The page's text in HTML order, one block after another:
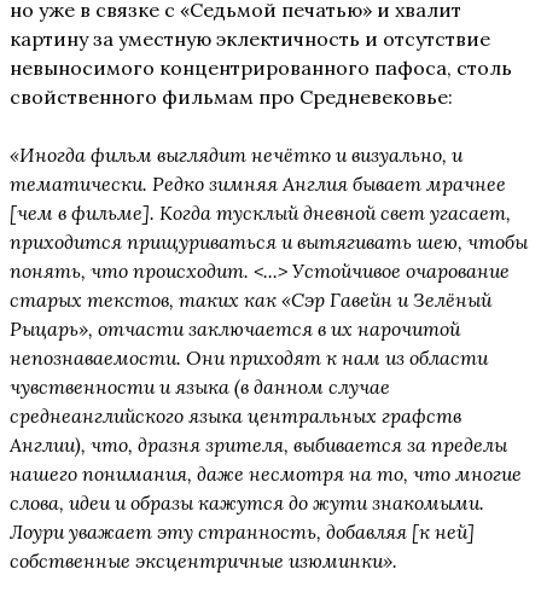
но уже в связке с «Седьмой печатью» и хвалит
картину за уместную эклектичность и отсутствие
невыносимого концентрированного пафоса, столь
свойственного фильмам про Средневековье:
«Иногда фильм выглядит нечётко и визуально, и
тематически. Редко зимняя Англия бывает мрачнее
[чем в фильме]. Когда тусклый дневной свет угасает,
приходится прищуриваться и вытягивать шею, чтобы
понять, что происходит. <...> Устойчивое очарование
старых текстов, таких как «Сэр Гавейн и Зелёный
Рыцарь», отчасти заключается в их нарочитой
непознаваемости. Они приходят к нам из области
чувственности и языка (в данном случае
среднеанглийского языка центральных графств
Англии), что, дразня зрителя, выбивается за пределы
нашего понимания, даже несмотря на то, что многие
слова, идеи и образы кажутся до жути знакомыми.
Лоури уважает эту странность, добавляя [к ней]
собственные эксцентричные изюминки».